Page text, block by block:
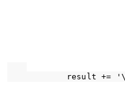
            result +=